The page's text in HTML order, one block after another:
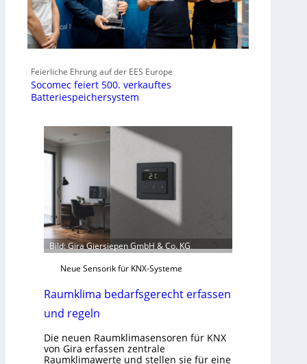
Feierliche Ehrung auf der EES Europe
Socomec feiert 500. verkauftes
Batteriespeichersystem
Bild: Gira Giersiepen GmbH & Co. KG
Neue Sensorik für KNX-Systeme
Raumklima bedarfsgerecht erfassen
und regeln
Die neuen Raumklimasensoren für KNX
von Gira erfassen zentrale
Raumklimawerte und stellen sie für eine